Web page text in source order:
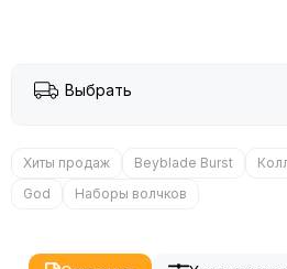
Выбрать
Хиты продаж Beyblade Burst
God
Наборы волчков